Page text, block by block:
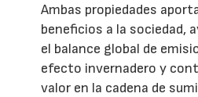
Ambas propiedades
beneficios a la sociedad,
el balance global de
efecto invernadero y
valor en la cadena de